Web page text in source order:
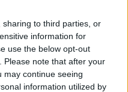
to third parties, or
information for
use the below opt-out
Please note that after your
may continue seeing
information utilized by